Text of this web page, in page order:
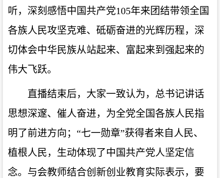
听，深刻感悟中国共产党105年来团结带领全国
各族人民攻坚克难、砥砺奋进的光辉历程，深
切体会中华民族从站起来、富起来到强起来的
伟大飞跃。
直播结束后，大家一致认为，总书记讲话
思想深邃、催人奋进，为全党全国各族人民指
明了前进方向；“七一勋章”获得者来自人民、
植根人民，生动体现了中国共产党人坚定信
念。与会教师结合创新创业教育实际表示，要